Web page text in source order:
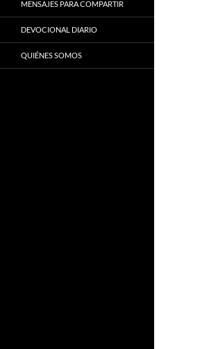
MENSAJES PARA COMPARTIR
DEVOCIONAL DIARIO
QUIÉNES SOMOS